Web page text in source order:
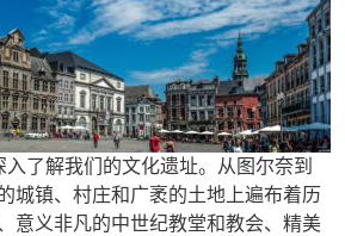
了解我们的文化遗址。从图尔奈到
城镇、村庄和广袤的土地上遍布着历
意义非凡的中世纪教堂和教会、精美